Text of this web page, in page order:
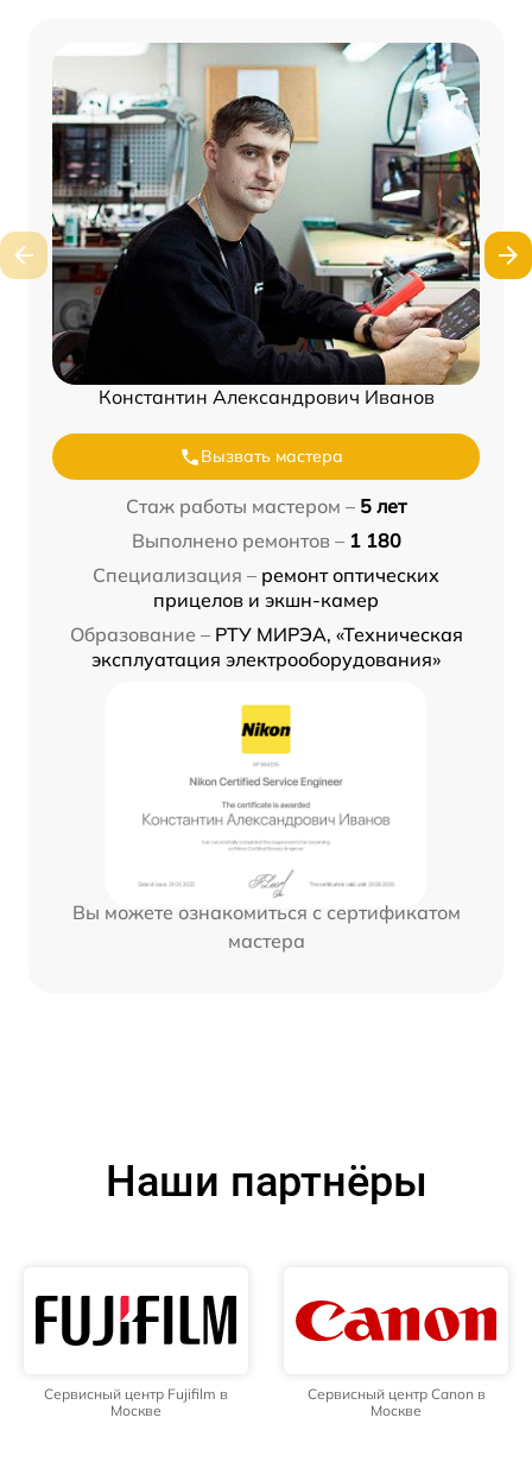
Константин Александрович Иванов
Вызвать мастера
Стаж работы мастером – 5 лет
Выполнено ремонтов – 1 180
Специализация – ремонт оптических
прицелов и экшн-камер
Образование – РТУ МИРЭА, «Техническая
эксплуатация электрооборудования»
Вы можете ознакомиться с сертификатом
мастера
Наши партнёры
Сервисный центр Fujifilm в
Москве
Сервисный центр Canon в
Москве